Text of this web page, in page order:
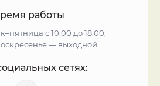
работы
с 10:00 до 18:00,
— выходной
сетях: